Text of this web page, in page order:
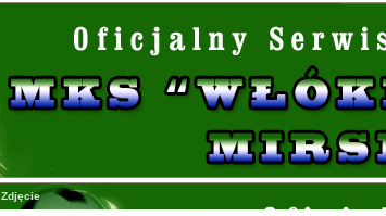
Zdjęcie